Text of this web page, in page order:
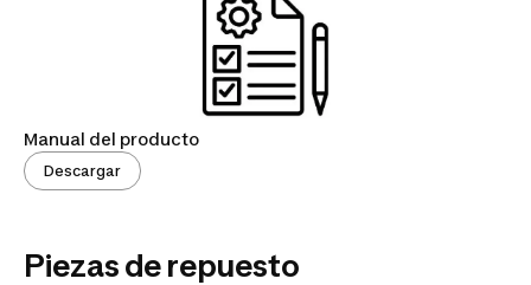
Manual del producto
Descargar
Piezas de repuesto